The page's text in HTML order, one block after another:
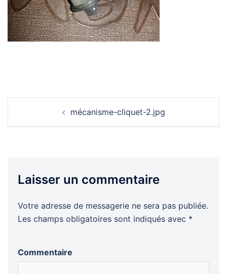
mécanisme-cliquet-2.jpg
Laisser un commentaire
Votre adresse de messagerie ne sera pas publiée.
Les champs obligatoires sont indiqués avec *
Commentaire